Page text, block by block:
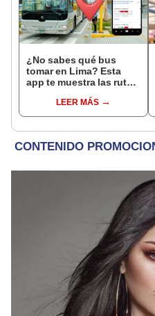
¿No sabes qué bus
tomar en Lima? Esta
app te muestra las rutas
Corredores y más
LEER MÁS